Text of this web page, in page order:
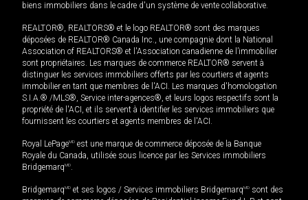
biens immobiliers dans le cadre d'un système de vente collaborative.
REALTOR®, REALTORS® et le logo REALTOR® sont des marques
déposées de REALTOR® Canada Inc., une compagnie dont la National
Association of REALTORS® et l'Association canadienne de l’immobilier
sont propriétaires. Les marques de commerce REALTOR® servent à
distinguer les services immobiliers offerts par les courtiers et agents
immobilier en tant que membres de l'ACI. Les marques d'homologation
S.I.A.® /MLS®, Service inter-agences®, et leurs logos respectifs sont la
propriété de l'ACI, et ils servent à identifier les services immobiliers que
fournissent les courtiers et agents membres de l'ACI.
Royal LePageMD est une marque de commerce déposée de la Banque
Royale du Canada, utilisée sous licence par les Services immobiliers
BridgemarqMD.
BridgemarqMD et ses logos / Services immobiliers BridgemarqMD sont des